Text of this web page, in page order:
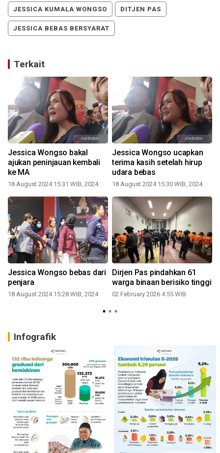
JESSICA KUMALA WONGSO DITJEN PAS
JESSICA BEBAS BERSYARAT
Terkait
Jessica Wongso bakal
ajukan peninjauan kembali
ke MA
18 August 2024 15:31 WIB, 2024
Jessica Wongso ucapkan
terima kasih setelah hirup
udara bebas
18 August 2024 15:30 WIB, 2024
Jessica Wongso bebas dari
penjara
18 August 2024 15:28 WIB, 2024
Dirjen Pas pindahkan 61
warga binaan berisiko tinggi
02 February 2026 4:55 WIB
Infografik